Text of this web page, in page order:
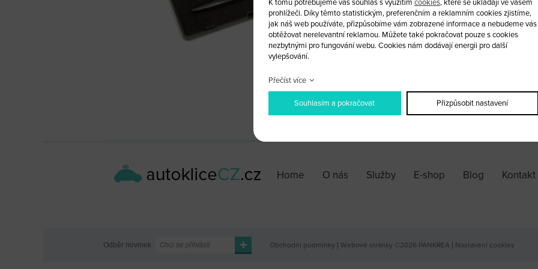
Profesionální nástroj pro
zamčeného vozu
PŘIDAT DO KOŠÍKU
Home O nás Služby E-shop Blog Kontakt
Odběr novinek Obchodní podmínky | Webové stránky ©2026 PANKREA | Nastavení cookies
K tomu potřebujeme váš souhlas s využitím cookies, které se ukládají ve vašem
prohlížeči. Díky těmto statistickým, preferenčním a reklamním cookies zjistíme,
jak náš web používáte, přizpůsobíme vám zobrazené informace a nebudeme vás
obtěžovat nerelevantní reklamou. Můžete také pokračovat pouze s cookies
nezbytnými pro fungování webu. Cookies nám dodávají energii pro další
vylepšování.
Přečíst více
Souhlasím a pokračovat Přizpůsobit nastavení